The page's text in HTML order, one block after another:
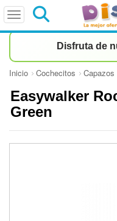
Disfruta de
Inicio Cochecitos Capazos
Easywalker
Green